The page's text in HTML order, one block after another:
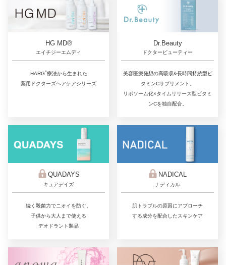
HG MD®
エイチジーエムディ
HARG®療法から生まれた
薬用ドクターズヘアケアシリーズ
Dr.Beauty
ドクタービューティー
美容医療発想の高吸収&長時間持続型ビ
タミンCサプリメント。
リポソーム化×タイムリリース型ビタミ
ンCを独自配合。
QUADAYS
キュアデイズ
続く殺菌力でニオイを防ぐ、
子供から大人まで使える
デオドラント製品
NADICAL
ナディカル
肌トラブルの原因にアプローチ
する成分を配合したスキンケア